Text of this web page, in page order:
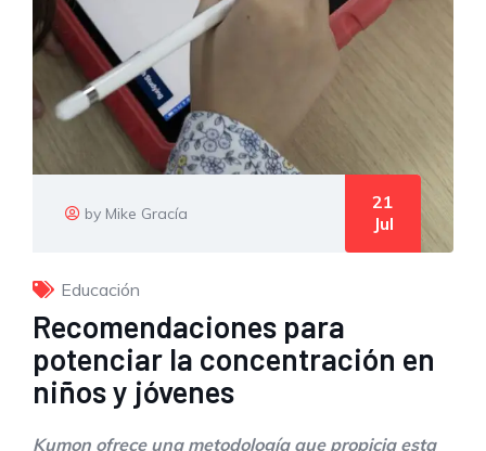
by Mike Gracía
21
Jul
Educación
Recomendaciones para
potenciar la concentración en
niños y jóvenes
Kumon ofrece una metodología que propicia esta